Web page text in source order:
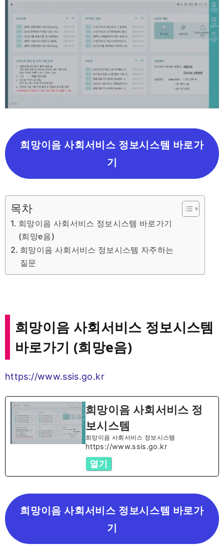
희망이음 사회서비스 정보시스템 바로가
기
목차
희망이음 사회서비스 정보시스템 바로가기
(희망e음)
희망이음 사회서비스 정보시스템 자주하는
질문
희망이음 사회서비스 정보시스템
바로가기 (희망e음)
https://www.ssis.go.kr
희망이음 사회서비스 정
보시스템
희망이음 사회서비스 정보시스템
https://www.ssis.go.kr
열기
희망이음 사회서비스 정보시스템 바로가
기